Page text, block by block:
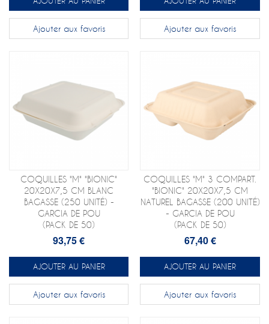
Ajouter aux favoris Ajouter aux favoris
COQUILLES "M" "BIONIC"
20X20X7,5 CM BLANC
BAGASSE (250 UNITÉ) -
GARCIA DE POU
(PACK DE 50)
93,75 €
AJOUTER AU PANIER
Ajouter aux favoris
COQUILLES "M" 3 COMPART.
"BIONIC" 20X20X7,5 CM
NATUREL BAGASSE (200 UNITÉ)
- GARCIA DE POU
(PACK DE 50)
67,40 €
AJOUTER AU PANIER
Ajouter aux favoris